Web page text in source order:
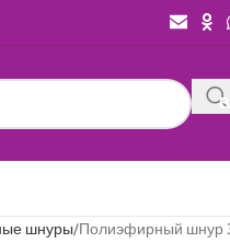
шнуры Полиэфирный шнур